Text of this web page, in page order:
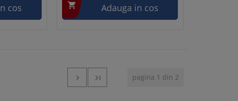
cos  Adauga in cos
pagina 1 din 2

